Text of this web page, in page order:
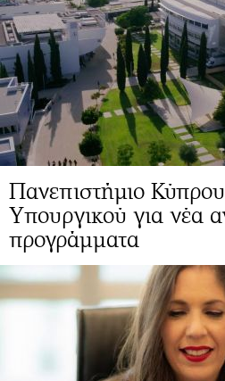
Πανεπιστήμιο
Yπουργικού για νέα
προγράμματα